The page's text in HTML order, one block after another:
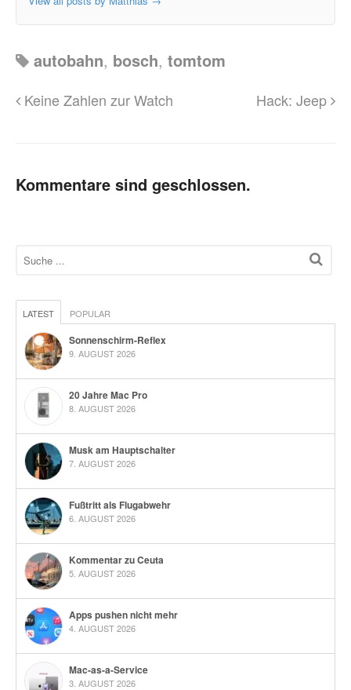
autobahn, bosch, tomtom
Keine Zahlen zur Watch Hack: Jeep
Kommentare sind geschlossen.
LATEST POPULAR
Sonnenschirm-Reflex
9. AUGUST 2026
20 Jahre Mac Pro
8. AUGUST 2026
Musk am Hauptschalter
7. AUGUST 2026
Fußtritt als Flugabwehr
6. AUGUST 2026
Kommentar zu Ceuta
5. AUGUST 2026
Apps pushen nicht mehr
4. AUGUST 2026
Mac-as-a-Service
3. AUGUST 2026